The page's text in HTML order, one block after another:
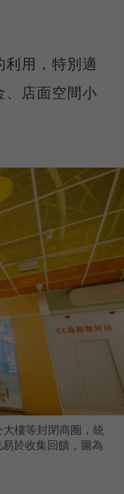
用，特別適
、店面空間小
樓等封閉商圈，統
於收集回饋，圖為